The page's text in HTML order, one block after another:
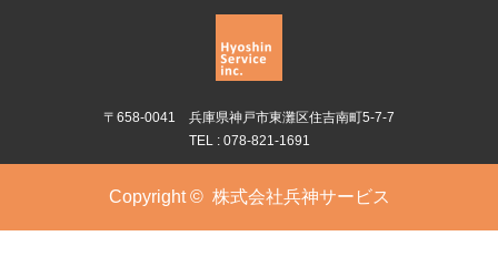
〒658-0041 兵庫県神戸市東灘区住吉南町5-7-7
TEL : 078-821-1691
Copyright © 株式会社兵神サービス